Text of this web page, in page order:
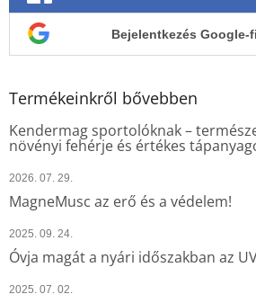
Bejelentkezés Google-
Termékeinkről bővebben
Kendermag sportolóknak –
növényi fehérje és értékes
2026. 07. 29.
MagneMusc az erő és a védelem!
2025. 09. 24.
Óvja magát a nyári időszakban az
2025. 07. 02.